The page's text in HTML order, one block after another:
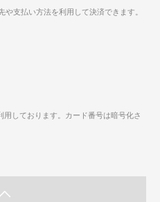
や支払い方法を利用して決済できます。
しております。カード番号は暗号化さ